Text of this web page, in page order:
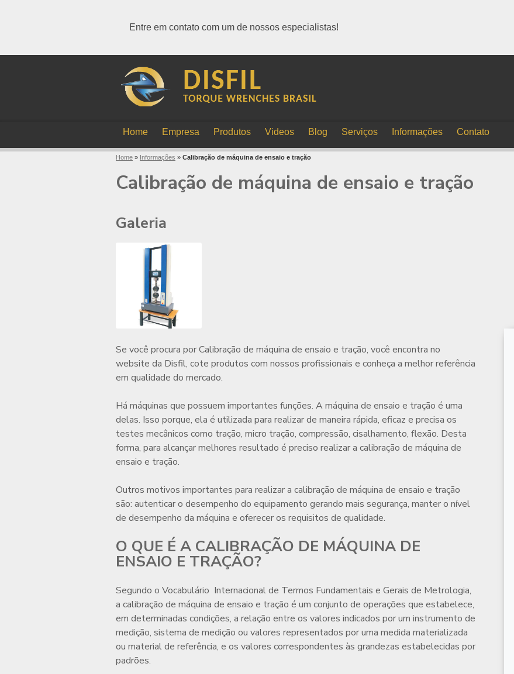
Entre em contato com um de nossos especialistas!
Home Empresa Produtos Videos Blog Serviços Informações Contato
Home » Informações » Calibração de máquina de ensaio e tração
Calibração de máquina de ensaio e tração
Galeria
Se você procura porCalibração de máquina de ensaio e tração, você encontra no
website da Disfil, cote produtos com nossos profissionais e conheça a melhor referência
em qualidade do mercado.
Há máquinas que possuem importantes funções. A máquina de ensaio e tração é uma
delas. Isso porque, ela é utilizada para realizar de maneira rápida, eficaz e precisa os
testes mecânicos como tração, micro tração, compressão, cisalhamento, flexão. Desta
forma, para alcançar melhores resultado é preciso realizar a calibração de máquina de
ensaio e tração.
Outros motivos importantes para realizar a calibração de máquina de ensaio e tração
são: autenticar o desempenho do equipamento gerando mais segurança, manter o nível
de desempenho da máquina e oferecer os requisitos de qualidade.
O QUE É A CALIBRAÇÃO DE MÁQUINA DE
ENSAIO E TRAÇÃO?
Segundo o Vocabulário Internacional de Termos Fundamentais e Gerais de Metrologia,
a calibração de máquina de ensaio e tração é um conjunto de operações que estabelece,
em determinadas condições, a relação entre os valores indicados por um instrumento de
medição, sistema de medição ou valores representados por uma medida materializada
ou material de referência, e os valores correspondentes às grandezas estabelecidas por
padrões.